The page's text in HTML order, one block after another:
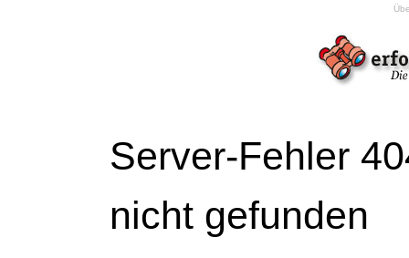
Server-Fehler
nicht gefunden